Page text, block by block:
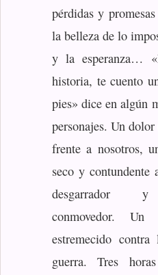
pérdidas y
la belleza de lo
y la esperanza…
historia, te cuento
pies» dice en algún
personajes. Un
frente a nosotros,
seco y contundente
desgarrador y
conmovedor.
estremecido
guerra. Tres